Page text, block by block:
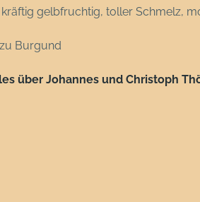
gelbfruchtig, toller Schmelz,
Burgund
über Johannes und Christoph